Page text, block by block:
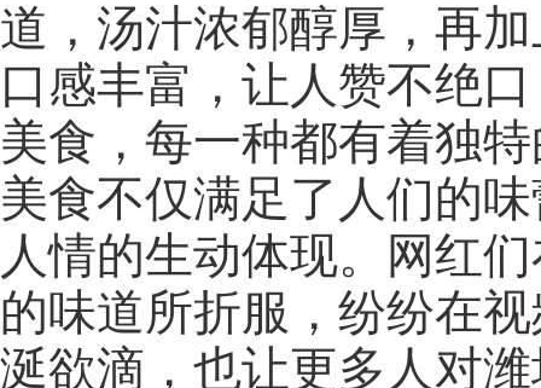
道，汤汁浓郁醇厚，再
口感丰富，让人赞不绝
美食，每一种都有着独
美食不仅满足了人们的
人情的生动体现。网红
的味道所折服，纷纷在
涎欲滴，也让更多人对